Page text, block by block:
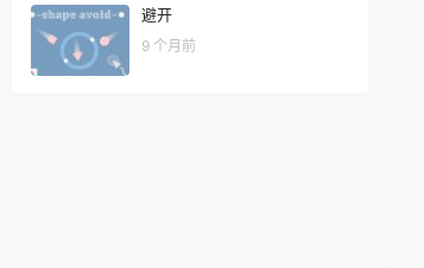
避开
9 个月前